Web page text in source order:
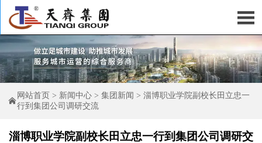


网站首页 > 新闻中心 > 集团新闻 > 淄博职业学院副校长田立忠一
行到集团公司调研交流
淄博职业学院副校长田立忠一行到集团公司调研交